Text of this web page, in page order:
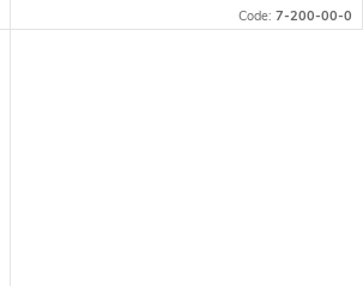
rýchlosti 30 ot./min. Taktiež je vhodný
Code: 7-200-00-0